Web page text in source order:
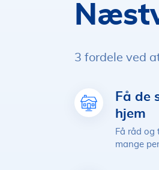
3 fordele ved
Få de
hjem
Få råd og
mange